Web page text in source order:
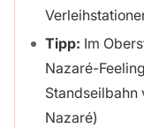
Tipp: Im
Nazaré-
Standseilbahn
Nazaré)